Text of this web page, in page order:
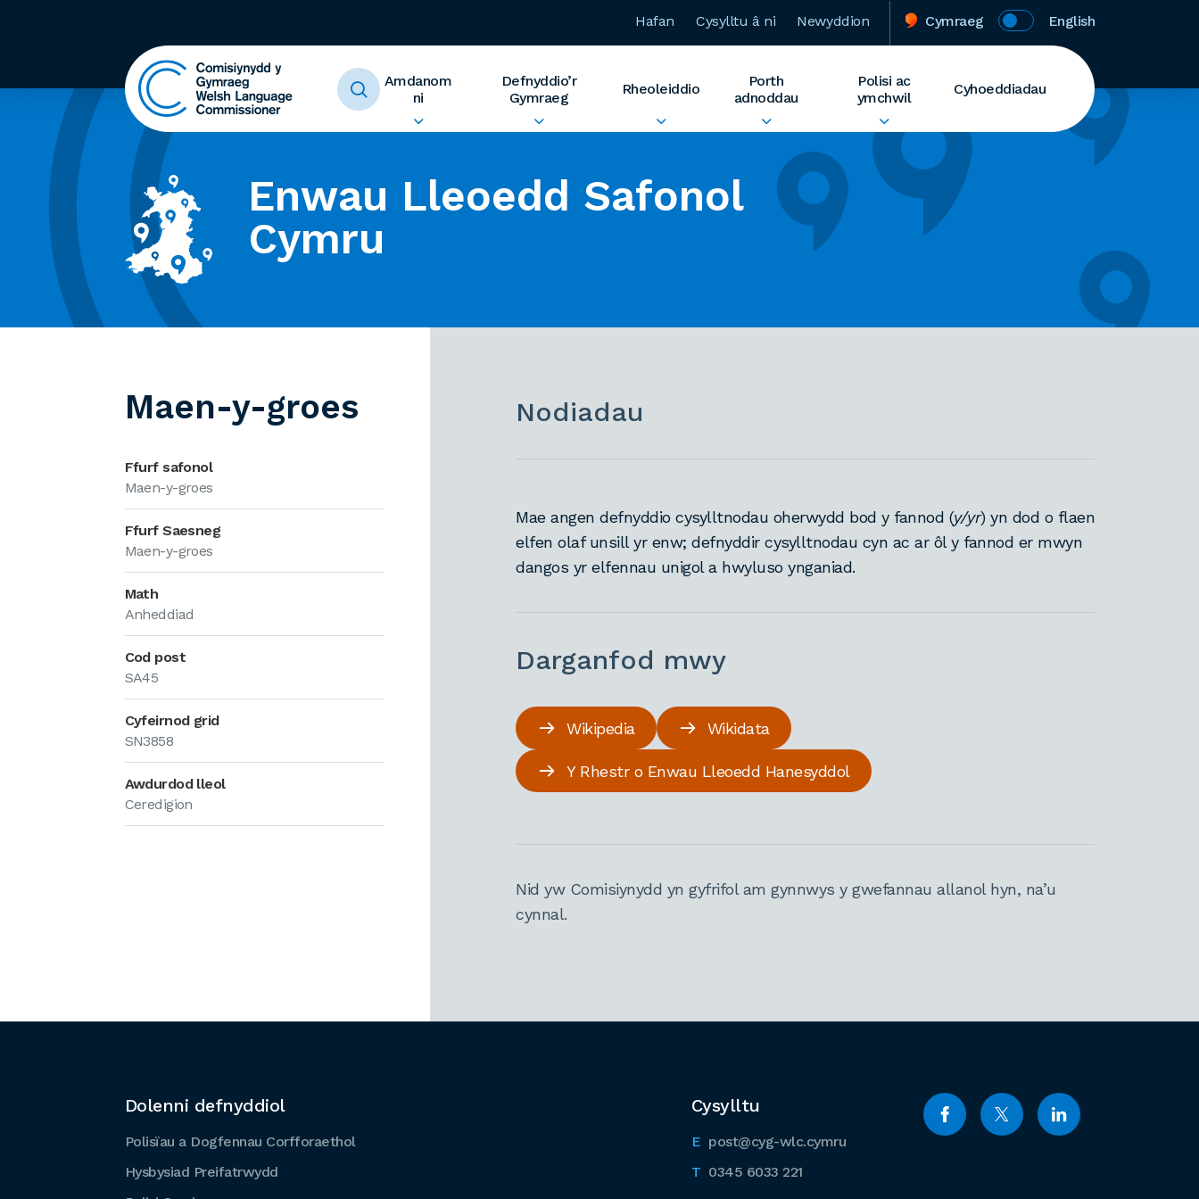
Hafan Cysylltu â ni Newyddion Cymraeg English
Amdanom
ni
Defnyddio’r
Gymraeg
Rheoleiddio
Porth
adnoddau
Polisi ac
ymchwil
Cyhoeddiadau
Enwau Lleoedd Safonol
Cymru
Maen-y-groes
Ffurf safonol
Maen-y-groes
Ffurf Saesneg
Maen-y-groes
Math
Anheddiad
Cod post
SA45
Cyfeirnod grid
SN3858
Awdurdod lleol
Ceredigion
Nodiadau
Mae angen defnyddio cysylltnodau oherwydd bod y fannod (y/yr) yn dod o flaen
elfen olaf unsill yr enw; defnyddir cysylltnodau cyn ac ar ôl y fannod er mwyn
dangos yr elfennau unigol a hwyluso ynganiad.
Darganfod mwy
Wikipedia Wikidata
Y Rhestr o Enwau Lleoedd Hanesyddol
Nid yw Comisiynydd yn gyfrifol am gynnwys y gwefannau allanol hyn, na’u
cynnal.
Cysylltu
post@cyg-wlc.cymru
0345 6033 221
Dolenni defnyddiol
Polisïau a Dogfennau Corfforaethol
Hysbysiad Preifatrwydd